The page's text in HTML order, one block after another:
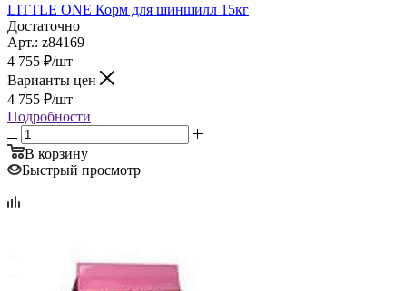
LITTLE ONE Корм для шиншилл 15кг
Достаточно
Арт.: z84169
4 755 ₽/шт
Варианты цен
4 755 ₽/шт
Подробности
В корзину
Быстрый просмотр